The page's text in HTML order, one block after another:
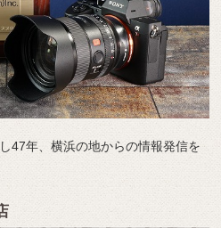
47年、横浜の地からの情報発信を